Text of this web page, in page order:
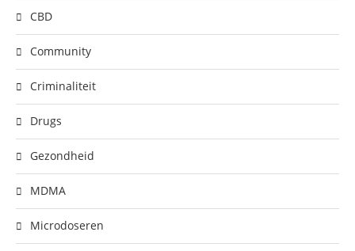
CBD
Community
Criminaliteit
Drugs
Gezondheid
MDMA
Microdoseren